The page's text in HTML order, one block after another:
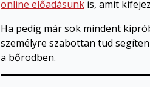
online előadásunk is, amit
Ha pedig már sok mindent
személyre szabottan tud
a bőrödben.